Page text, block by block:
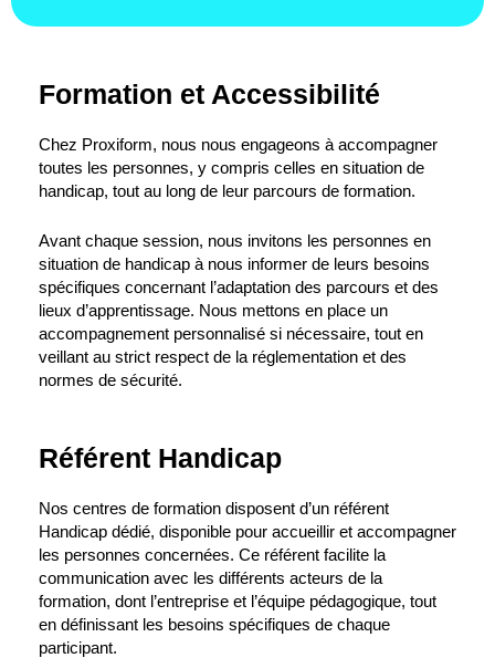
Formation et Accessibilité
Chez Proxiform, nous nous engageons à accompagner
toutes les personnes, y compris celles en situation de
handicap, tout au long de leur parcours de formation.
Avant chaque session, nous invitons les personnes en
situation de handicap à nous informer de leurs besoins
spécifiques concernant l’adaptation des parcours et des
lieux d’apprentissage. Nous mettons en place un
accompagnement personnalisé si nécessaire, tout en
veillant au strict respect de la réglementation et des
normes de sécurité.
Référent Handicap
Nos centres de formation disposent d’un référent
Handicap dédié, disponible pour accueillir et accompagner
les personnes concernées. Ce référent facilite la
communication avec les différents acteurs de la
formation, dont l’entreprise et l’équipe pédagogique, tout
en définissant les besoins spécifiques de chaque
participant.